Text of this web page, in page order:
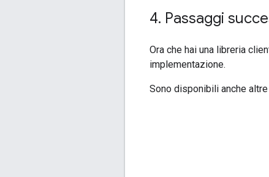
4. Passaggi
Ora che hai una libreria
implementazione.
Sono disponibili anche